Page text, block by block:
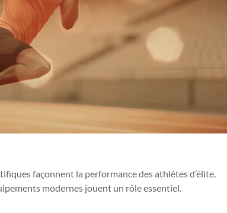
façonnent la performance des athlètes d’élite.
modernes jouent un rôle essentiel.